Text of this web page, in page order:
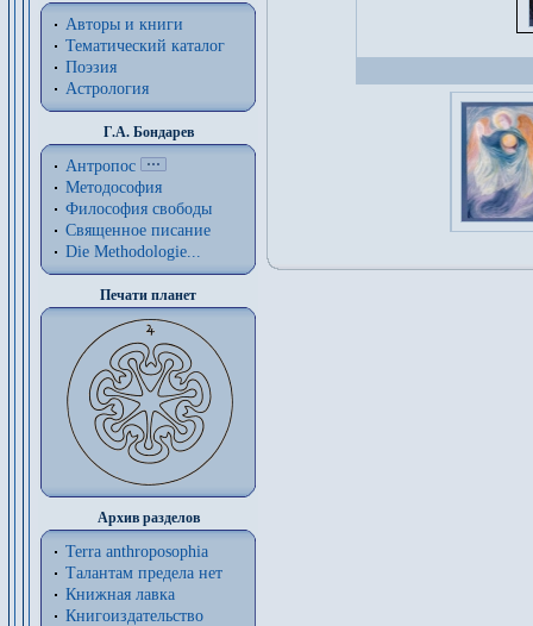
Авторы и книги
Тематический каталог
Поэзия
Астрология
Г.А. Бондарев
Антропос
Методософия
Философия cвободы
Священное писание
Die Methodologie...
Печати планет
Архив разделов
Terra anthroposophia
Талантам предела нет
Книжная лавка
Книгоиздательство